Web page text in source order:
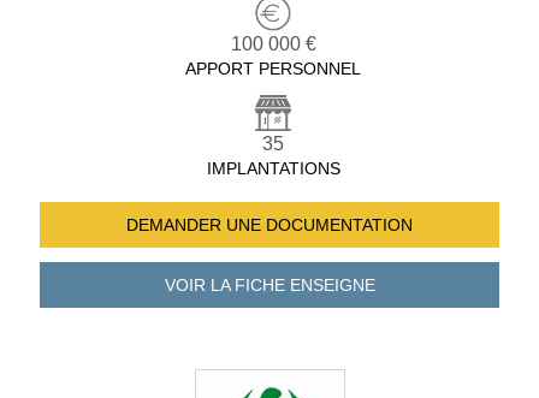
100 000 €
APPORT PERSONNEL
35
IMPLANTATIONS
DEMANDER UNE DOCUMENTATION
VOIR LA FICHEENSEIGNE